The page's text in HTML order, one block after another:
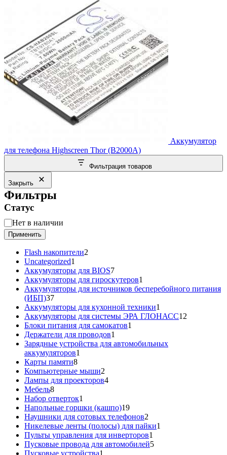
Аккумулятор
для телефона Highscreen Thor (B2000A)
Фильтрация товаров
Закрыть
Фильтры
Статус
Статус
Нет в наличии
Применить
Flash накопители2
Uncategorized1
товар
Аккумуляторы для BIOS77
товаров
Аккумуляторы для гироскутеров1
товар
Аккумуляторы для источников бесперебойного питания
(ИБП)3737
товаров
Аккумуляторы для кухонной техники1
товар
Аккумуляторы для системы ЭРА ГЛОНАСС12
Блоки питания для самокатов1
Держатели для проводов1
товар
Зарядные устройства для автомобильных
аккумуляторов1
Карты памяти88
товаров
Компьютерные мыши2
товара
Лампы для проекторов44
Мебель88
товаров
Набор отверток1
товар
Напольные горшки (кашпо)1919
товаров
Наушники для сотовых телефонов2
товара
Никелевые ленты (полосы) для пайки1
Пульты управления для инверторов1
товар
Пусковые провода для автомобилей55